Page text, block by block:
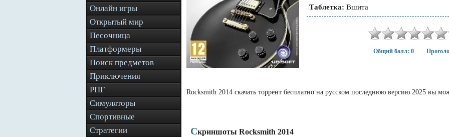
Онлайн игры
Открытый мир
Песочница
Платформеры
Поиск предметов
Приключения
РПГ
Симуляторы
Спортивные
Стратегии
Таблетка: Вшита
Общий балл: 0
Rocksmith 2014 скачать торрент бесплатно на русском последнюю версию 2025 вы
Скриншоты Rocksmith 2014